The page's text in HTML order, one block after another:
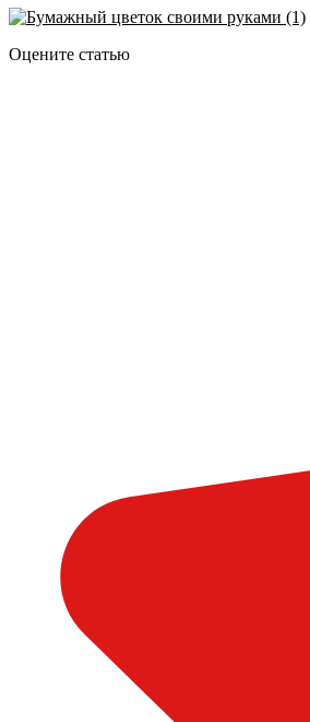
Оцените статью